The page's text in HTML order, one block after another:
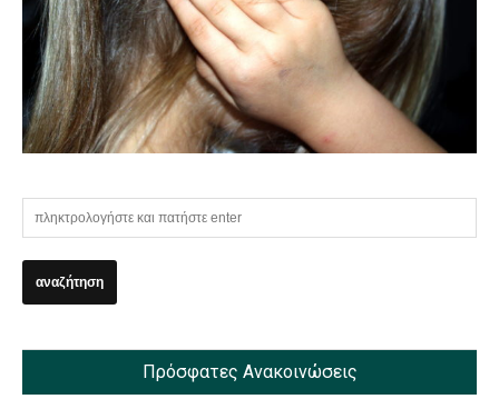
Πρόσφατες Ανακοινώσεις